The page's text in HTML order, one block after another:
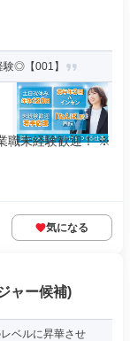
◎【001】
職未経験歓迎！ ※
気になる
ャー候補)
ベルに昇華させ